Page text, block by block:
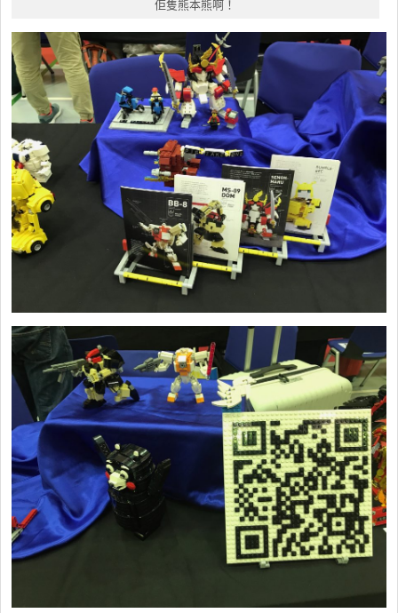
佢隻熊本熊啊！